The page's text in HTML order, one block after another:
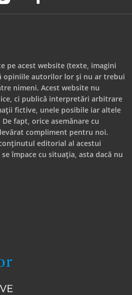
pe acest website (texte, imagini
opiniile autorilor lor și nu ar trebui
nimeni. Acest website nu
ci publică interpretări arbitrare
fictive, unele posibile iar altele
fapt, orice asemănare cu
compliment pentru noi.
editorial al acestui
împace cu situația, asta dacă nu